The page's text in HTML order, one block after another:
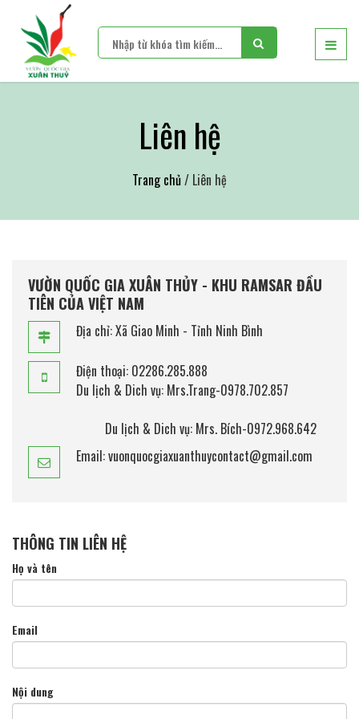
Liên hệ
Trang chủ/ Liên hệ
VƯỜN QUỐC GIA XUÂN THỦY - KHU RAMSAR ĐẦU
TIÊN CỦA VIỆT NAM
Địa chỉ: Xã Giao Minh - Tỉnh Ninh Bình
Điện thoại: 02286.285.888
Du lịch & Dich vụ: Mrs.Trang-0978.702.857
Du lịch & Dich vụ: Mrs. Bích-0972.968.642
Email: vuonquocgiaxuanthuycontact@gmail.com
THÔNG TIN LIÊN HỆ
Họ và tên
Email
Nội dung